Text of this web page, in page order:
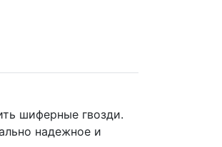
шиферные гвозди.
надежное и